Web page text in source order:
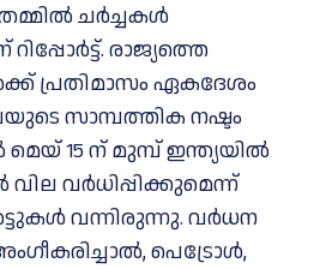
ചര്‍ച്ചകള്‍
രാജ്യത്തെ
പ്രതിമാസം ഏകദേശം
സാമ്പത്തിക നഷ്ടം
മെയ് 15 ന് മുമ്പ് ഇന്ത്യയിൽ
വർധിപ്പിക്കുമെന്ന്
വന്നിരുന്നു. വർധന
പെട്രോൾ,